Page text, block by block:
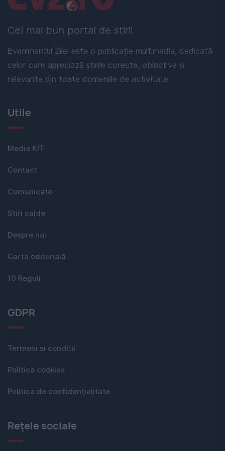
Cel mai bun portal de stiri!
Evenimentul Zilei este o publicație multimedia, dedicată
celor care apreciază știrile corecte, obiective și
relevante din toate domeniile de activitate
Utile
Media KIT
Contact
Comunicate
Stiri calde
Despre noi
Carta editorială
10 Reguli
GDPR
Termeni si conditii
Politica cookies
Politica de confidențialitate
Rețele sociale